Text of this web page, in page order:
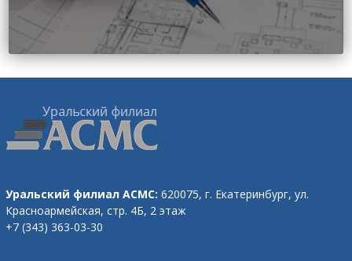
Уральский филиал АСМС: 620075, г. Екатеринбург, ул.
Красноармейская, стр. 4Б, 2 этаж
+7 (343) 363-03-30